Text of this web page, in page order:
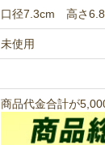
口径7.3cm 高さ
未使用
商品代金合計が